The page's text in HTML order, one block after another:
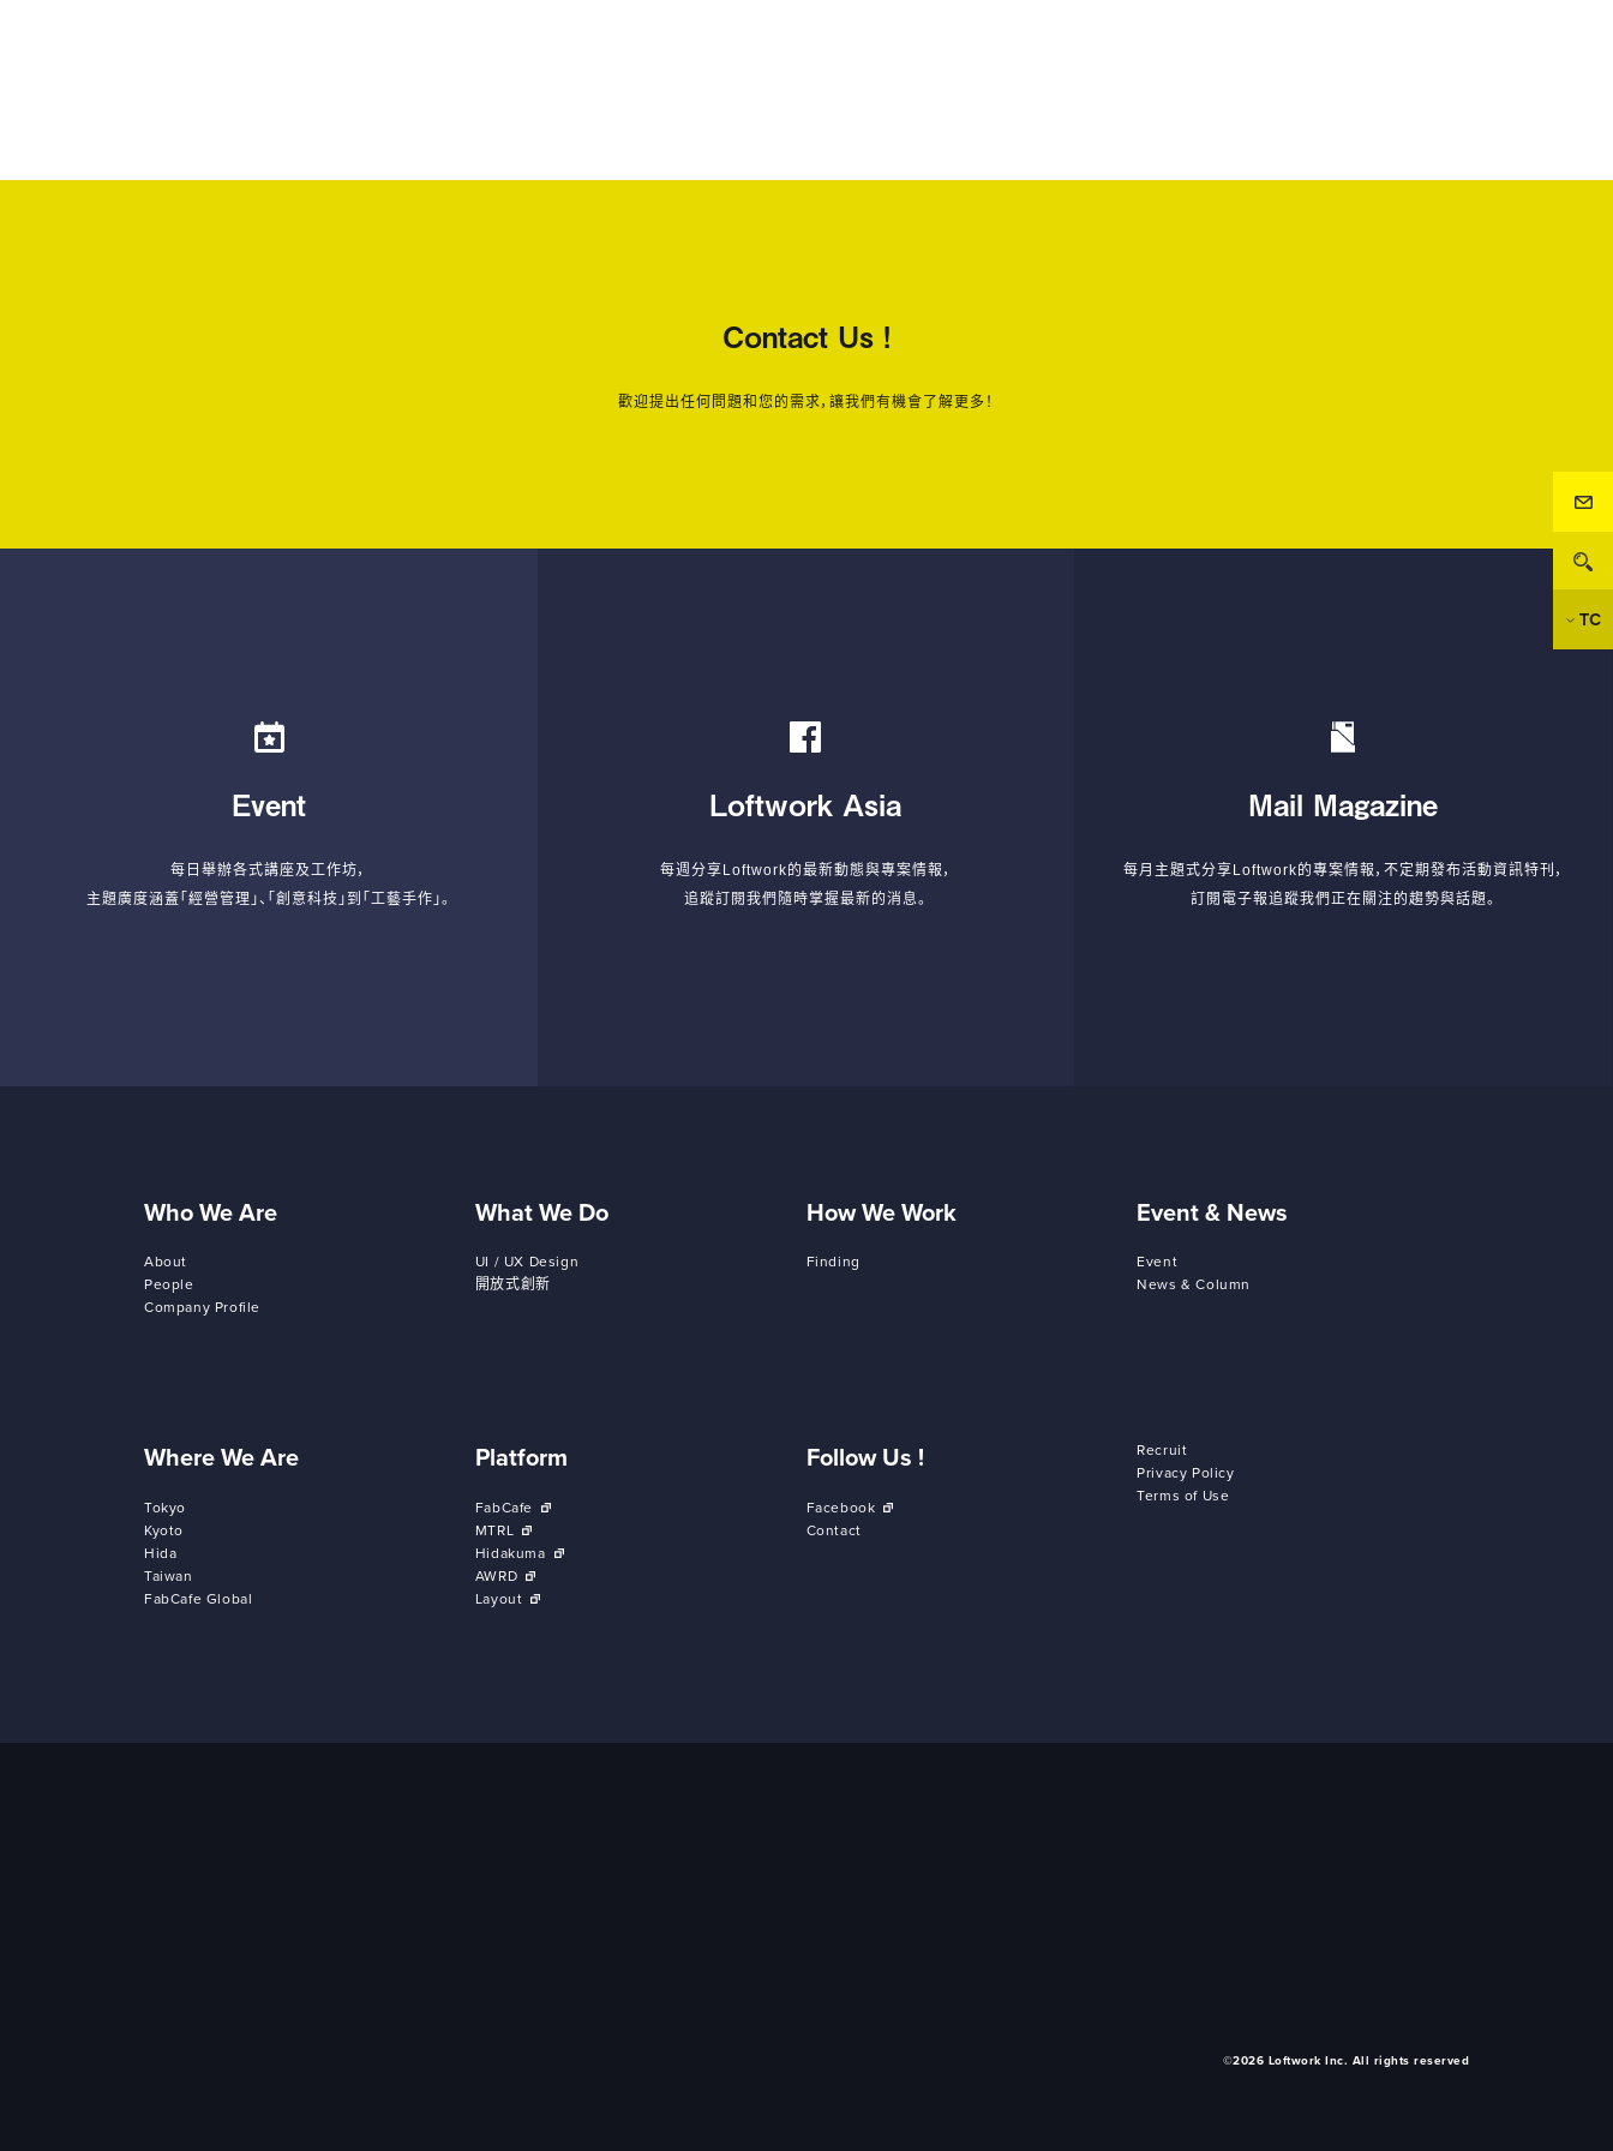
TC
Contact Us !
歡迎提出任何問題和您的需求，讓我們有機會了解更多！
Event
每日舉辦各式講座及工作坊，
主題廣度涵蓋「經營管理」、「創意科技」到「工藝手作」。
Loftwork Asia
每週分享Loftwork的最新動態與專案情報，
追蹤訂閱我們隨時掌握最新的消息。
Mail Magazine
每月主題式分享Loftwork的專案情報，不定期發布活動資訊特刊，
訂閱電子報追蹤我們正在關注的趨勢與話題。
Who We Are
About
People
Company Profile
What We Do
UI / UX Design
開放式創新
How We Work
Finding
Event & News
Event
News & Column
Where We Are
Tokyo
Kyoto
Hida
Taiwan
FabCafe Global
Platform
FabCafe
MTRL
Hidakuma
AWRD
Layout
Follow Us !
Facebook
Contact
Recruit
Privacy Policy
Terms of Use
©2026 Loftwork Inc. All rights reserved